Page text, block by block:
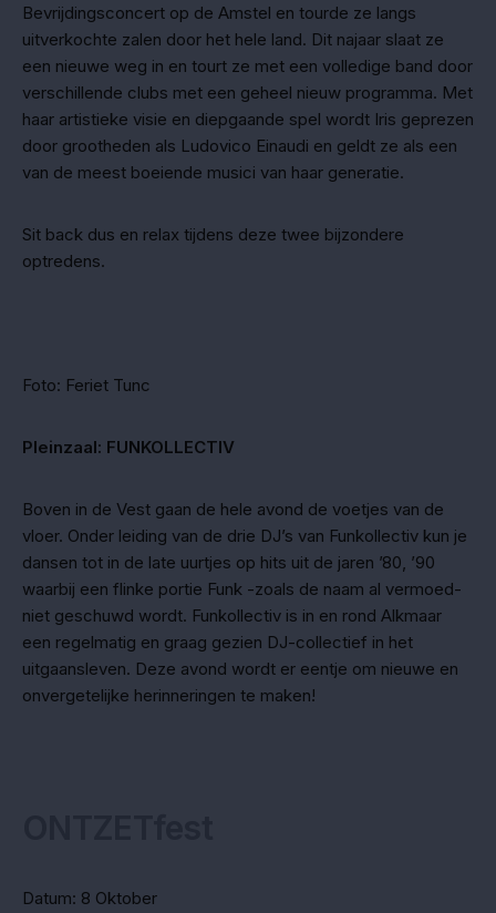
Bevrijdingsconcert op de Amstel en tourde ze langs
uitverkochte zalen door het hele land. Dit najaar slaat ze
een nieuwe weg in en tourt ze met een volledige band door
verschillende clubs met een geheel nieuw programma. Met
haar artistieke visie en diepgaande spel wordt Iris geprezen
door grootheden als Ludovico Einaudi en geldt ze als een
van de meest boeiende musici van haar generatie.
Sit back dus en relax tijdens deze twee bijzondere
optredens.
Foto: Feriet Tunc
Pleinzaal: FUNKOLLECTIV
Boven in de Vest gaan de hele avond de voetjes van de
vloer. Onder leiding van de drie DJ’s van Funkollectiv kun je
dansen tot in de late uurtjes op hits uit de jaren ’80, ’90
waarbij een flinke portie Funk -zoals de naam al vermoed-
niet geschuwd wordt. Funkollectiv is in en rond Alkmaar
een regelmatig en graag gezien DJ-collectief in het
uitgaansleven. Deze avond wordt er eentje om nieuwe en
onvergetelijke herinneringen te maken!
Datum: 8 Oktober